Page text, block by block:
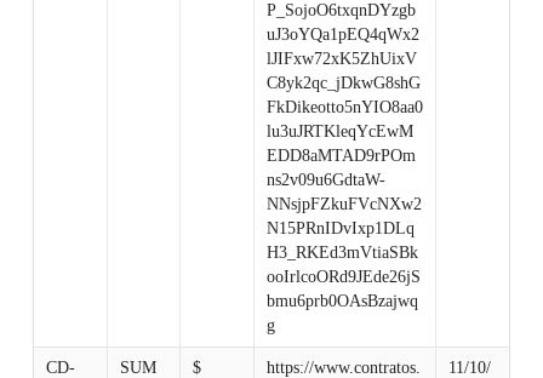
P_SojoO6txqnDYzgb
uJ3oYQa1pEQ4qWx2
lJIFxw72xK5ZhUixV
C8yk2qc_jDkwG8shG
FkDikeotto5nYIO8aa0
lu3uJRTKleqYcEwM
EDD8aMTAD9rPOm
ns2v09u6GdtaW-
NNsjpFZkuFVcNXw2
N15PRnIDvIxp1DLq
H3_RKEd3mVtiaSBk
ooIrlcoORd9JEde26jS
bmu6prb0OAsBzajwq
g
CD-
SUM
$
https://www.contratos.
11/10/